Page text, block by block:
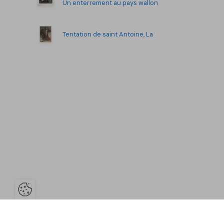
Un enterrement au pays wallon
Tentation de saint Antoine, La
Ouvrir la barre de gestion des